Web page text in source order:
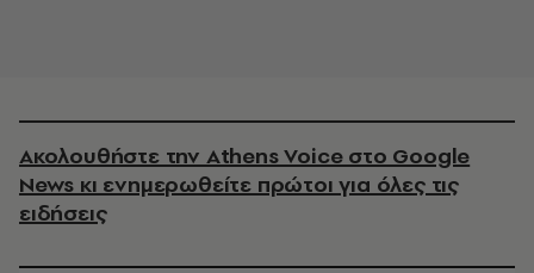
Ακολουθήστε την Athens Voice στο Google
News κι ενημερωθείτε πρώτοι για όλες τις
ειδήσεις